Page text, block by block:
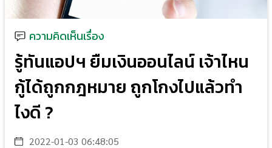
ความคิดเห็นเรื่อง
รู้ทันแอปฯ ยืมเงินออนไลน์ เจ้าไหน
กู้ได้ถูกกฎหมาย ถูกโกงไปแล้วทำ
ไงดี ?
2022-01-03 06:48:05